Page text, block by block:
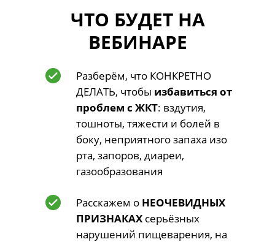
ЧТО БУДЕТ НА
ВЕБИНАРЕ
Разберём, что КОНКРЕТНО
ДЕЛАТЬ, чтобы избавиться от
проблем с ЖКТ: вздутия,
тошноты, тяжести и болей в
боку, неприятного запаха изо
рта, запоров, диареи,
газообразования
Расскажем о НЕОЧЕВИДНЫХ
ПРИЗНАКАХ серьёзных
нарушений пищеварения, на